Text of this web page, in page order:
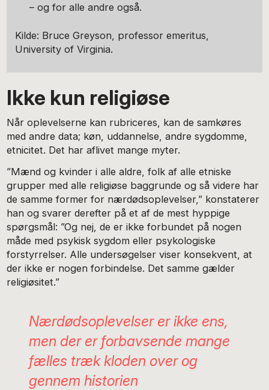
– og for alle andre også.
Kilde: Bruce Greyson, professor emeritus,
University of Virginia.
Ikke kun religiøse
Når oplevelserne kan rubriceres, kan de samkøres
med andre data; køn, uddannelse, andre sygdomme,
etnicitet. Det har aflivet mange myter.
”Mænd og kvinder i alle aldre, folk af alle etniske
grupper med alle religiøse baggrunde og så videre har
de samme former for nærdødsoplevelser,” konstaterer
han og svarer derefter på et af de mest hyppige
spørgsmål: ”Og nej, de er ikke forbundet på nogen
måde med psykisk sygdom eller psykologiske
forstyrrelser. Alle undersøgelser viser konsekvent, at
der ikke er nogen forbindelse. Det samme gælder
religiøsitet.”
Nærdødsoplevelser er ikke ens,
men der er forbavsende mange
fælles træk kloden over og
gennem historien